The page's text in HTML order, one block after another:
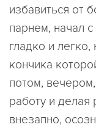
избавиться от
парнем, начал
гладко и
кончика
потом,
работу и делая
внезапно,